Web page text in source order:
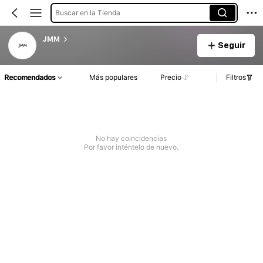
Buscar en la Tienda
JMM
Seguir
Recomendados Más populares Precio Filtros
No hay coincidencias
Por favor inténtelo de nuevo.